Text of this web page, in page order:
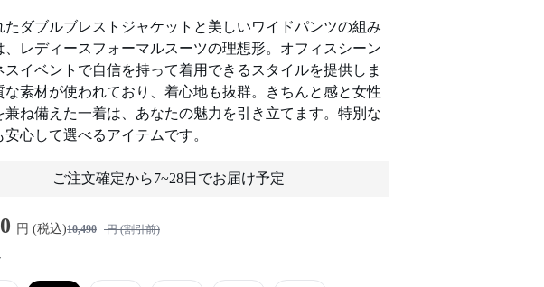
たダブルブレストジャケットと美しいワイドパンツの組み
、レディースフォーマルスーツの理想形。オフィスシーン
スイベントで自信を持って着用できるスタイルを提供しま
な素材が使われており、着心地も抜群。きちんと感と女性
兼ね備えた一着は、あなたの魅力を引き立てます。特別な
安心して選べるアイテムです。
ご注文確定から7~28日でお届け予定
円 (税込)10,490 円 (割引前)